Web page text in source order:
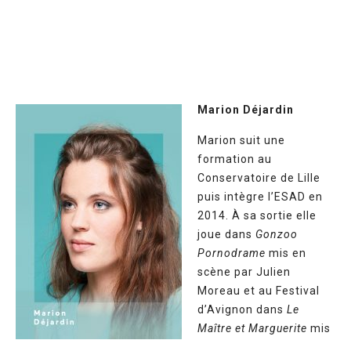
Marion Déjardin
Marion suit une
formation au
Conservatoire de Lille
puis intègre l’ESAD en
2014. À sa sortie elle
joue dans Gonzoo
Pornodrame mis en
scène par Julien
Moreau et au Festival
d’Avignon dans Le
Maître et Marguerite mis